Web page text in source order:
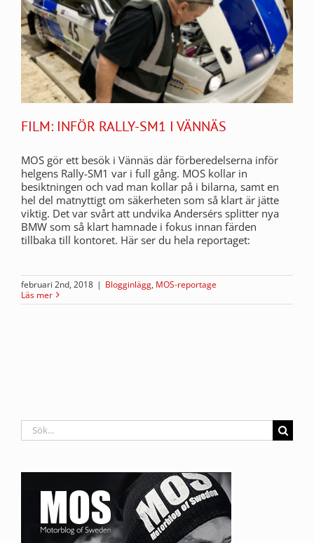
FILM: INFÖR RALLY-SM1 I VÄNNÄS
MOS gör ett besök i Vännäs där förberedelserna inför
helgens Rally-SM1 var i full gång. MOS kollar in
besiktningen och vad man kollar på i bilarna, samt en
hel del matnyttigt om säkerheten som så klart är jätte
viktig. Det var svårt att undvika Andersérs splitter nya
BMW som så klart hamnade i fokus innan färden
tillbaka till kontoret. Här ser du hela reportaget:
februari 2nd, 2018 | Blogginlägg, MOS-reportage
Läs mer
Sök
efter: